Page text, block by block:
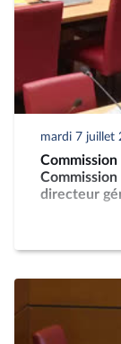
mardi 7 juillet
directeur